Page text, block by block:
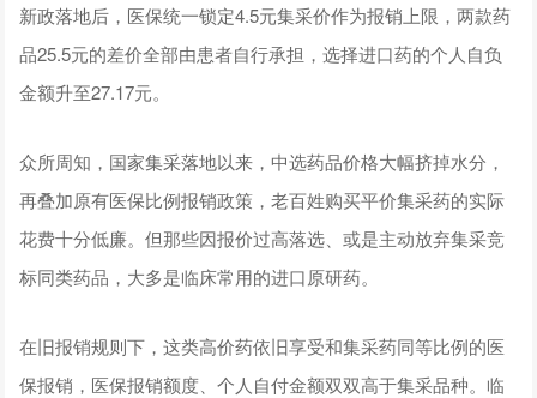
新政落地后，医保统一锁定4.5元集采价作为报销上限，两款药
品25.5元的差价全部由患者自行承担，选择进口药的个人自负
金额升至27.17元。
众所周知，国家集采落地以来，中选药品价格大幅挤掉水分，
再叠加原有医保比例报销政策，老百姓购买平价集采药的实际
花费十分低廉。但那些因报价过高落选、或是主动放弃集采竞
标同类药品，大多是临床常用的进口原研药。
在旧报销规则下，这类高价药依旧享受和集采药同等比例的医
保报销，医保报销额度、个人自付金额双双高于集采品种。临